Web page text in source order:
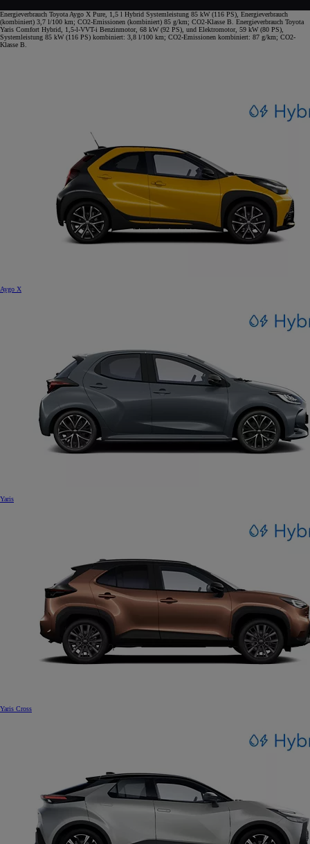
Energieverbrauch Toyota Aygo X Pure, 1,5 l Hybrid Systemleistung 85 kW (116 PS), Energieverbrauch
(kombiniert) 3,7 l/100 km; CO2-Emissionen (kombiniert) 85 g/km; CO2-Klasse B. Energieverbrauch Toyota
Yaris Comfort Hybrid, 1,5-l-VVT-i Benzinmotor, 68 kW (92 PS), und Elektromotor, 59 kW (80 PS),
Systemleistung 85 kW (116 PS) kombiniert: 3,8 l/100 km; CO2-Emissionen kombiniert: 87 g/km; CO2-
Klasse B.
Aygo X
Yaris
Yaris Cross